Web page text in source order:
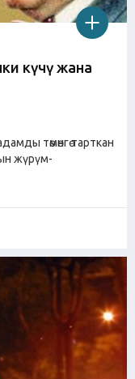
күчү жана
төмөнгө тарткан
жүрүм-